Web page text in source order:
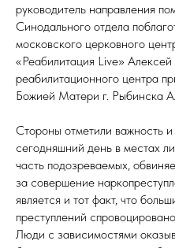
руководитель направления
Синодального отдела
московского церковного
«Реабилитация Live»
реабилитационного центра
Божией Матери г. Рыбинска
Стороны отметили важность
сегодняшний день в местах
часть подозреваемых,
за совершение
является и тот факт, что
преступлений
Люди с зависимостями